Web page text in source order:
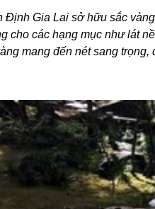
Gia Lai sở hữu sắc
cho các hạng mục như lát
mang đến nét sang